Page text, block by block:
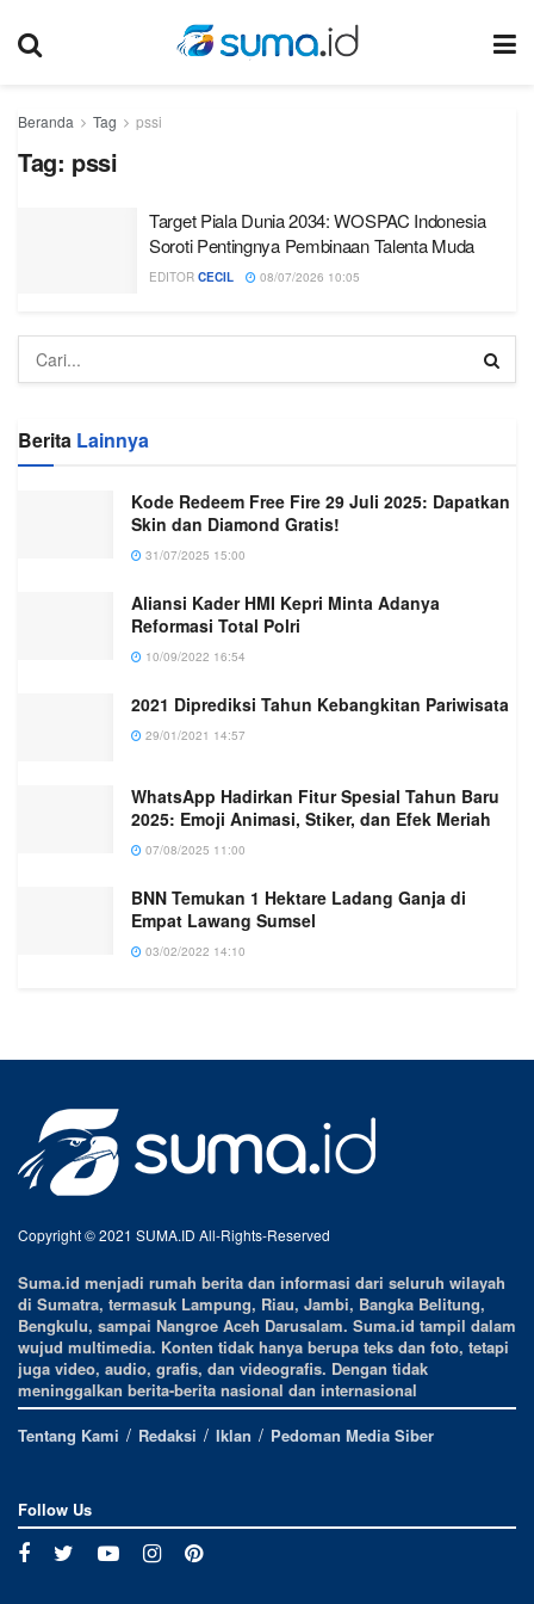
Beranda Tag pssi
Tag: pssi
Target Piala Dunia 2034: WOSPAC Indonesia
Soroti Pentingnya Pembinaan Talenta Muda
EDITOR CECIL 08/07/2026 10:05
Berita Lainnya
Kode Redeem Free Fire 29 Juli 2025: Dapatkan
Skin dan Diamond Gratis!
31/07/2025 15:00
Aliansi Kader HMI Kepri Minta Adanya
Reformasi Total Polri
10/09/2022 16:54
2021 Diprediksi Tahun Kebangkitan Pariwisata
29/01/2021 14:57
WhatsApp Hadirkan Fitur Spesial Tahun Baru
2025: Emoji Animasi, Stiker, dan Efek Meriah
07/08/2025 11:00
BNN Temukan 1 Hektare Ladang Ganja di
Empat Lawang Sumsel
03/02/2022 14:10
Copyright © 2021 SUMA.ID All-Rights-Reserved
Suma.id menjadi rumah berita dan informasi dari seluruh wilayah
di Sumatra, termasuk Lampung, Riau, Jambi, Bangka Belitung,
Bengkulu, sampai Nangroe Aceh Darusalam. Suma.id tampil dalam
wujud multimedia. Konten tidak hanya berupa teks dan foto, tetapi
juga video, audio, grafis, dan videografis. Dengan tidak
meninggalkan berita-berita nasional dan internasional
Tentang Kami
Redaksi Iklan Pedoman Media Siber
Follow Us